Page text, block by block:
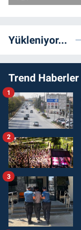
Yükleniyor...
Trend Haberler
1
2
3